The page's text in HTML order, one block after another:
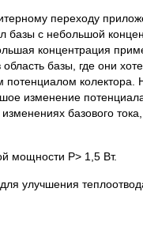
переходу
базы с небольшой
концентрация
базы, где они
колектора.
изменение
базового
мощности Р> 1,5 Вт.
улучшения